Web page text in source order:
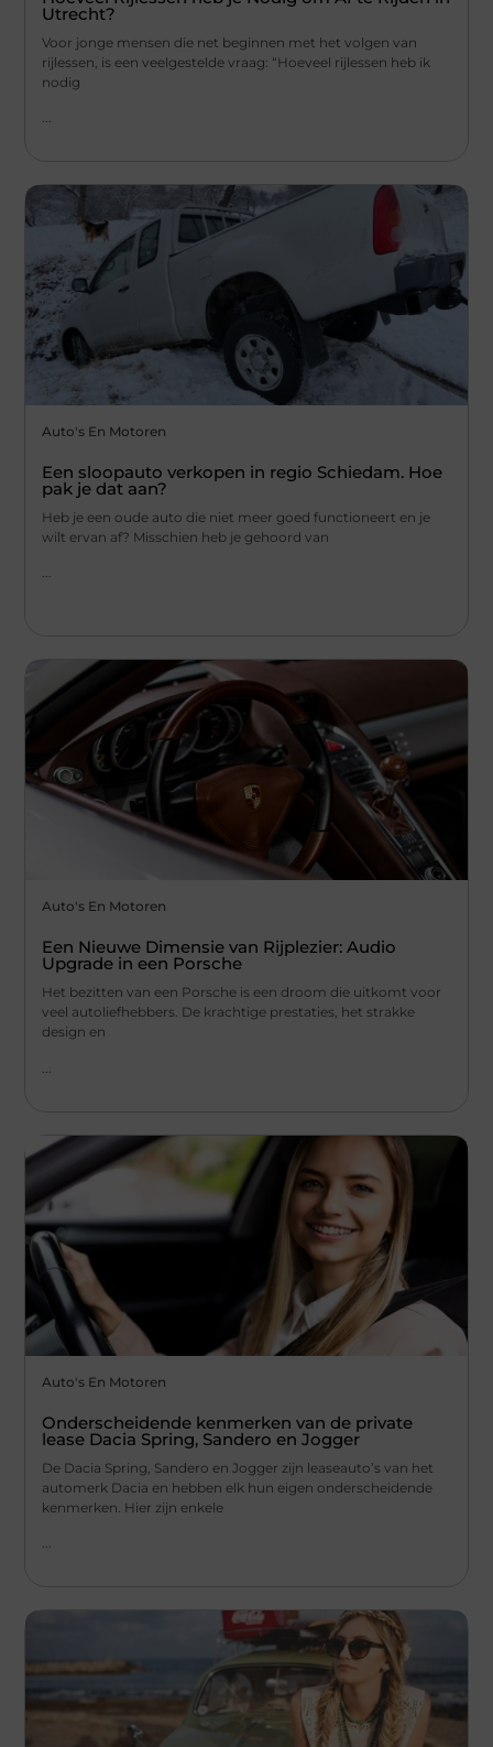
Utrecht?
Voor jonge mensen die net beginnen met het volgen van
rijlessen, is een veelgestelde vraag: “Hoeveel rijlessen heb ik
nodig
...
Auto's En Motoren
Een sloopauto verkopen in regio Schiedam. Hoe
pak je dat aan?
Heb je een oude auto die niet meer goed functioneert en je
wilt ervan af? Misschien heb je gehoord van
...
Auto's En Motoren
Een Nieuwe Dimensie van Rijplezier: Audio
Upgrade in een Porsche
Het bezitten van een Porsche is een droom die uitkomt voor
veel autoliefhebbers. De krachtige prestaties, het strakke
design en
Auto's En Motoren
Onderscheidende kenmerken van de private
lease Dacia Spring, Sandero en Jogger
De Dacia Spring, Sandero en Jogger zijn leaseauto’s van het
automerk Dacia en hebben elk hun eigen onderscheidende
kenmerken. Hier zijn enkele
...